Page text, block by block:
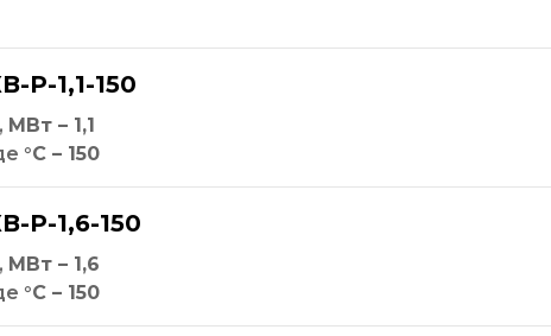
Р-1,1-150
МВт – 1,1
°С – 150
Р-1,6-150
МВт – 1,6
°С – 150